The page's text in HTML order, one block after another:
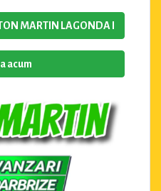
MARTIN LAGONDA I
acum